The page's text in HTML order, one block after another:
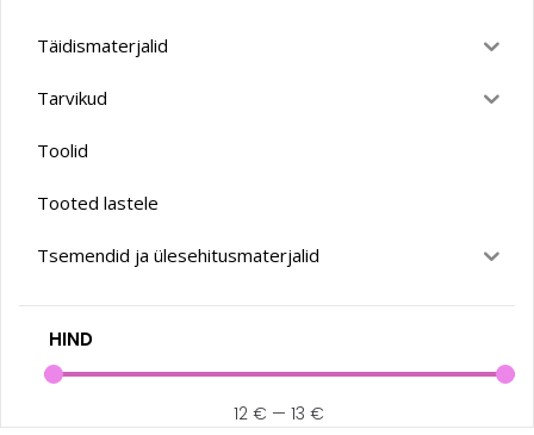
Täidismaterjalid
Tarvikud
Toolid
Tooted lastele
Tsemendid ja ülesehitusmaterjalid
HIND
12 € —13 €